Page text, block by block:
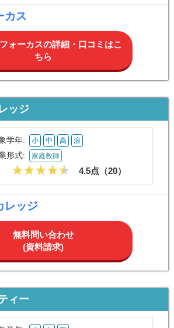
カス
ォーカスの詳細・口コミはこ
ちら
ッジ
学年: 小 中 高 浪
形式: 家庭教師
4.5点（20）
レッジ
無料問い合わせ
(資料請求)
ィー